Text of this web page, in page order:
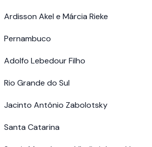
Ardisson Akel e Márcia Rieke
Pernambuco
Adolfo Lebedour Filho
Rio Grande do Sul
Jacinto Antônio Zabolotsky
Santa Catarina